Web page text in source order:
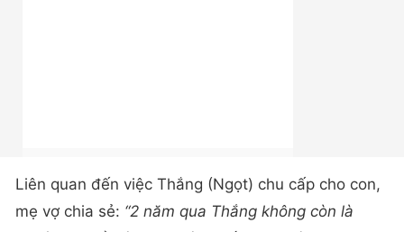
Liên quan đến việc Thắng (Ngọt) chu cấp cho con,
mẹ vợ chia sẻ: “2 năm qua Thắng không còn là